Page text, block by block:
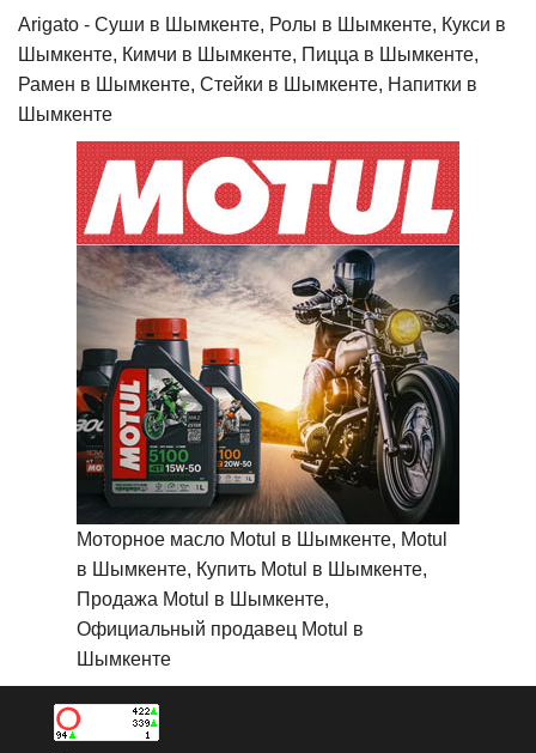
Arigato - Cуши в Шымкенте, Ролы в Шымкенте, Кукси в
Шымкенте, Кимчи в Шымкенте, Пицца в Шымкенте,
Рамен в Шымкенте, Стейки в Шымкенте, Напитки в
Шымкенте
Моторное масло Motul в Шымкенте, Motul
в Шымкенте, Купить Motul в Шымкенте,
Продажа Motul в Шымкенте,
Официальный продавец Motul в
Шымкенте